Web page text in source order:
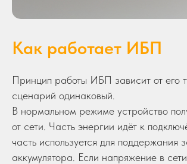
Как работает ИБП
Принцип работы ИБП зависит от его
сценарий одинаковый.
В нормальном режиме устройство
от сети. Часть энергии идёт к
часть используется для поддержания
аккумулятора. Если напряжение в